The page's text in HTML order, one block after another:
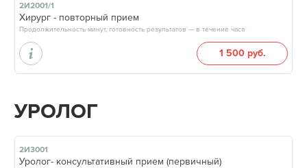
2И2001/1
Хирург - повторный прием
Продолжительность минут, готовность результатов — в течение часа
1 500 руб.
УРОЛОГ
2И3001
Уролог- консультативный прием (первичный)